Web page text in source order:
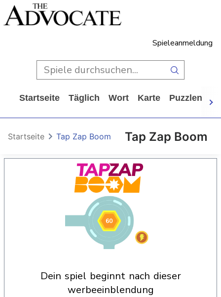
Spieleanmeldung
Startseite Täglich Wort Karte Puzzlen
Tap Zap Boom
Startseite Tap Zap Boom
dein spiel beginnt nach dieser
werbeeinblendung